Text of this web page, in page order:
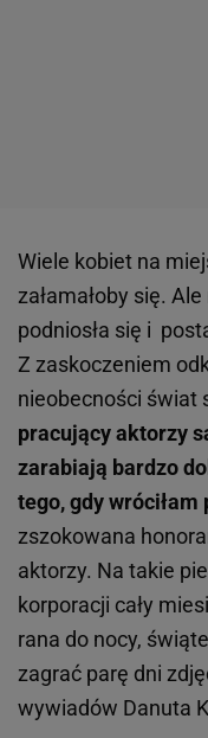
Wiele kobiet na
załamałoby się.
podniosła się i
Z zaskoczeniem
nieobecności świat
pracujący aktorzy
zarabiają bardzo
tego, gdy wróciłam
zszokowana
aktorzy. Na takie
korporacji cały
rana do nocy,
zagrać parę dni
wywiadów Danuta